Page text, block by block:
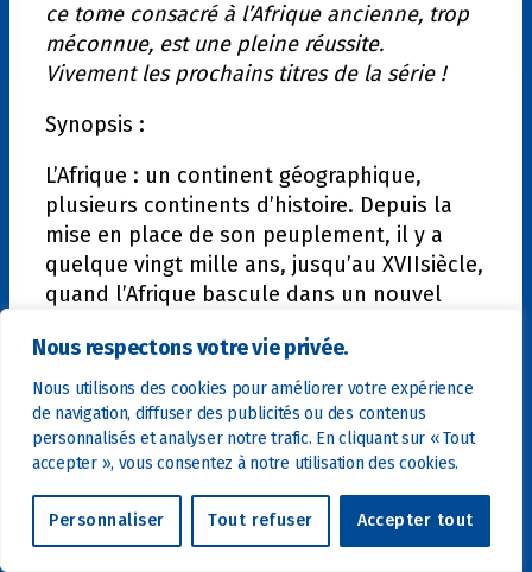
Nous respectons votre vie privée.
Nous utilisons des cookies pour améliorer votre expérience
de navigation, diffuser des publicités ou des contenus
personnalisés et analyser notre trafic. En cliquant sur « Tout
accepter », vous consentez à notre utilisation des cookies.
Personnaliser Tout refuser Accepter tout
ce tome consacré à l’Afrique ancienne, trop
méconnue, est une pleine réussite.
Vivement les prochains titres de la série !
Synopsis :
L’Afrique : un continent géographique,
plusieurs continents d’histoire. Depuis la
mise en place de son peuplement, il y a
quelque vingt mille ans, jusqu’au XVIIsiècle,
quand l’Afrique bascule dans un nouvel
plurielle est celle d’empires et de villes,
d’innovations techniques et artistiques, de
vies nomades ou sédentaires, de
mouvements de populations et de
circulations d’idées. Kerma, Aksum, Mâli,
Kanem, Makouria, Abyssinie, Ifât, Ifé, Kongo,
Zimbabwe… Combien de sociétés africaines